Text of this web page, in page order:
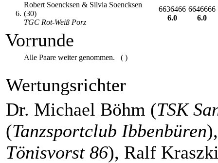
6.
Robert Soencksen & Silvia Soencksen
(30)
TGC Rot-Weiß Porz
6636466
6.0
6646666
6.0
Vorrunde
Alle Paare weiter genommen. ( )
Wertungsrichter
Dr. Michael Böhm (TSK
(Tanzsportclub Ibbenbüren
Tönisvorst 86), Ralf